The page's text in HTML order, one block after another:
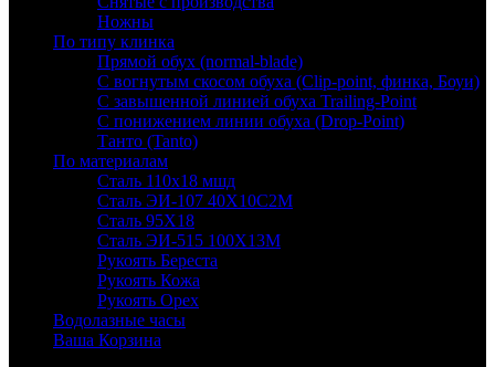
Ножны
По типу клинка
Прямой обух (normal-blade)
С вогнутым скосом обуха (Clip-point, финка, Боуи)
С завышенной линией обуха Trailing-Point
С понижением линии обуха (Drop-Point)
Танто (Tanto)
По материалам
Сталь 110х18 мшд
Сталь ЭИ-107 40Х10С2М
Сталь 95Х18
Сталь ЭИ-515 100Х13М
Рукоять Береста
Рукоять Кожа
Рукоять Орех
Водолазные часы
Ваша Корзина